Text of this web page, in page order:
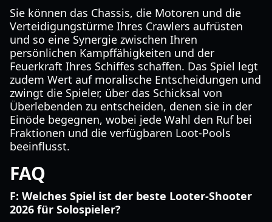
Sie können das Chassis, die Motoren und die
Verteidigungstürme Ihres Crawlers aufrüsten
und so eine Synergie zwischen Ihren
persönlichen Kampffähigkeiten und der
Feuerkraft Ihres Schiffes schaffen. Das Spiel legt
zudem Wert auf moralische Entscheidungen und
zwingt die Spieler, über das Schicksal von
Überlebenden zu entscheiden, denen sie in der
Einöde begegnen, wobei jede Wahl den Ruf bei
Fraktionen und die verfügbaren Loot-Pools
beeinflusst.
FAQ
F: Welches Spiel ist der beste Looter-Shooter
2026 für Solospieler?